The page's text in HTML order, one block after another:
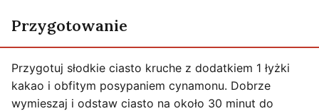
Przygotowanie
Przygotuj słodkie ciasto kruche z dodatkiem 1 łyżki
kakao i obfitym posypaniem cynamonu. Dobrze
wymieszaj i odstaw ciasto na około 30 minut do